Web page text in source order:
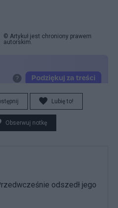
© Artykuł jest chroniony prawem
autorskim.
Lubię to!
Obserwuj notkę
odszedł jego